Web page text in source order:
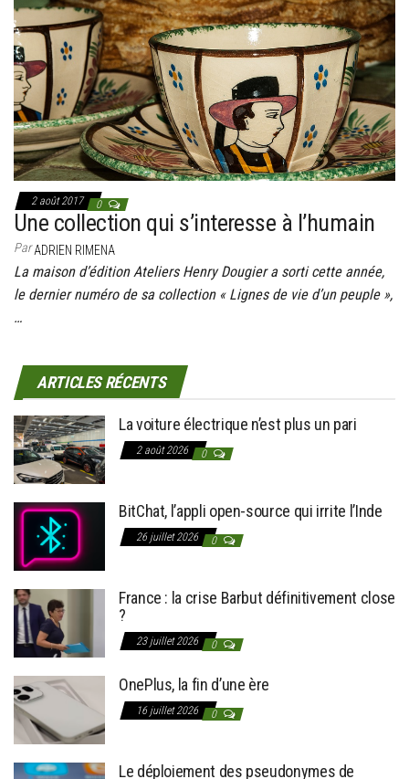
g
a
t
n
2 août 2017 0
Une collection qui s’interesse à l’humain
ParADRIEN RIMENA
La maison d’édition Ateliers Henry Dougier a sorti cette année,
le dernier numéro de sa collection « Lignes de vie d’un peuple »,
…
ARTICLES RÉCENTS
La voiture électrique n’est plus un pari
2 août 2026 0
BitChat, l’appli open-source qui irrite l’Inde
26 juillet 2026 0
France : la crise Barbut définitivement close
?
23 juillet 2026 0
OnePlus, la fin d’une ère
16 juillet 2026 0
Le déploiement des pseudonymes de